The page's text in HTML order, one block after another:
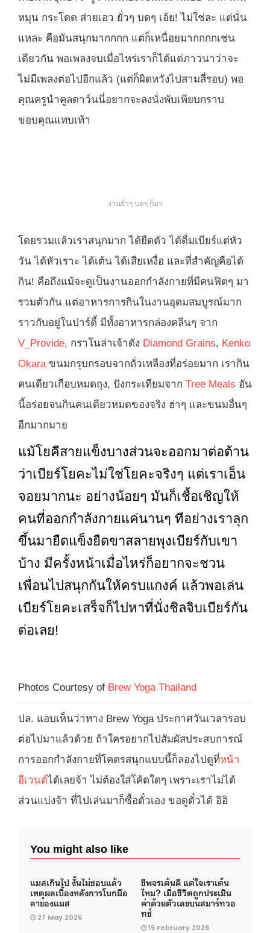
หมุน กระโดด ส่ายเอว ยั่วๆ บดๆ เอ้ย! ไม่ใช่ละ แต่นั่น
แหละ คือมันสนุกมากกกก แต่ก็เหนื่อยมากกกกเช่น
เดียวกัน พอเพลงจบเมื่อไหร่เราก็ได้แต่ภาวนาว่าจะ
ไม่มีเพลงต่อไปอีกแล้ว (แต่ก็ผิดหวังไปสามสี่รอบ) พอ
คุณครูนำคูลดาว์นนี่อยากจะลงนั่งพับเพียบกราบ
ขอบคุณแทบเท้า
งานยั่วๆ บดๆ ก็มา
โดยรวมแล้วเราสนุกมาก ได้ยืดตัว ได้ดื่มเบียร์แต่หัว
วัน ได้หัวเราะ ได้เต้น ได้เสียเหงื่อ และที่สำคัญคือได้
กิน! คือถึงแม้จะดูเป็นงานออกกำลังกายที่มีคนฟิตๆ มา
รวมตัวกัน แต่อาหารการกินในงานอุดมสมบูรณ์มาก
ราวกับอยู่ในปาร์ตี้ มีทั้งอาหารกล่องคลีนๆ จาก
V_Provide, กราโนล่าเจ้าดัง Diamond Grains, Kenko
Okara ขนมกรุบกรอบจากถั่วเหลืองที่อร่อยมาก เรากิน
คนเดียวเกือบหมดถุง, ปังกระเทียมจาก Tree Meals อัน
นี้อร่อยจนกินคนเดียวหมดของจริง ฮ่าๆ และขนมอื่นๆ
อีกมากมาย
แม้โยคีสายแข็งบางส่วนจะออกมาต่อต้าน
ว่าเบียร์โยคะไม่ใช่โยคะจริงๆ แต่เราเอ็น
จอยมากนะ อย่างน้อยๆ มันก็เชื้อเชิญให้
คนที่ออกกำลังกายแค่นานๆ ทีอย่างเราลุก
ขึ้นมายืดแข็งยืดขาสลายพุงเบียร์กับเขา
บ้าง มีครั้งหน้าเมื่อไหร่ก็อยากจะชวน
เพื่อนไปสนุกกันให้ครบแกงค์ แล้วพอเล่น
เบียร์โยคะเสร็จก็ไปหาที่นั่งชิลจิบเบียร์กัน
ต่อเลย!
Photos Courtesy of Brew Yoga Thailand
ปล. แอบเห็นว่าทาง Brew Yoga ประกาศวันเวลารอบ
ต่อไปมาแล้วด้วย ถ้าใครอยากไปสัมผัสประสบการณ์
การออกกำลังกายที่โคตรสนุกแบบนี้ก็ลองไปดูที่หน้า
อีเวนต์ได้เลยจ้า ไม่ต้องใส่โค้ดใดๆ เพราะเราไม่ได้
ส่วนแบ่งจ้า ที่ไปเล่นมาก็ซื้อตั๋วเอง ขอดูตั๋วได้ อิอิ
You might also like
แมสเกินไป งั้นไม่ชอบแล้ว
เหตุผลเบื้องหลังการโบกมือ
ลาของแมส
27 May 2026
ชีพจรเต้นดี แต่ใจเราเต้น
ไหม? เมื่อชีวิตถูกประเมิน
ค่าด้วยตัวเลขบนสมาร์ทวอ
ทช์
19 February 2026